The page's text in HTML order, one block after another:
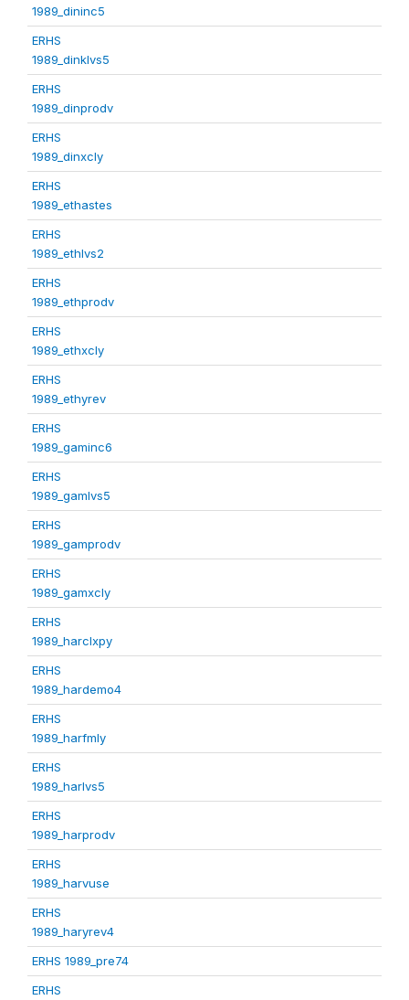
1989_dininc5
ERHS
1989_dinklvs5
ERHS
1989_dinprodv
ERHS
1989_dinxcly
ERHS
1989_ethastes
ERHS
1989_ethlvs2
ERHS
1989_ethprodv
ERHS
1989_ethxcly
ERHS
1989_ethyrev
ERHS
1989_gaminc6
ERHS
1989_gamlvs5
ERHS
1989_gamprodv
ERHS
1989_gamxcly
ERHS
1989_harclxpy
ERHS
1989_hardemo4
ERHS
1989_harfmly
ERHS
1989_harlvs5
ERHS
1989_harprodv
ERHS
1989_harvuse
ERHS
1989_haryrev4
ERHS 1989_pre74
ERHS